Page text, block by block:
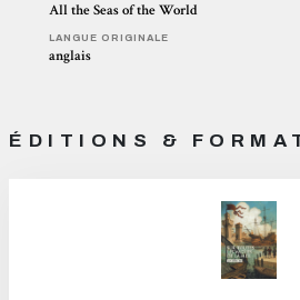
All the Seas of the World
LANGUE ORIGINALE
anglais
ÉDITIONS &